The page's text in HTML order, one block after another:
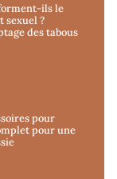
ils le
sexuel ?
des tabous
pour
pour une